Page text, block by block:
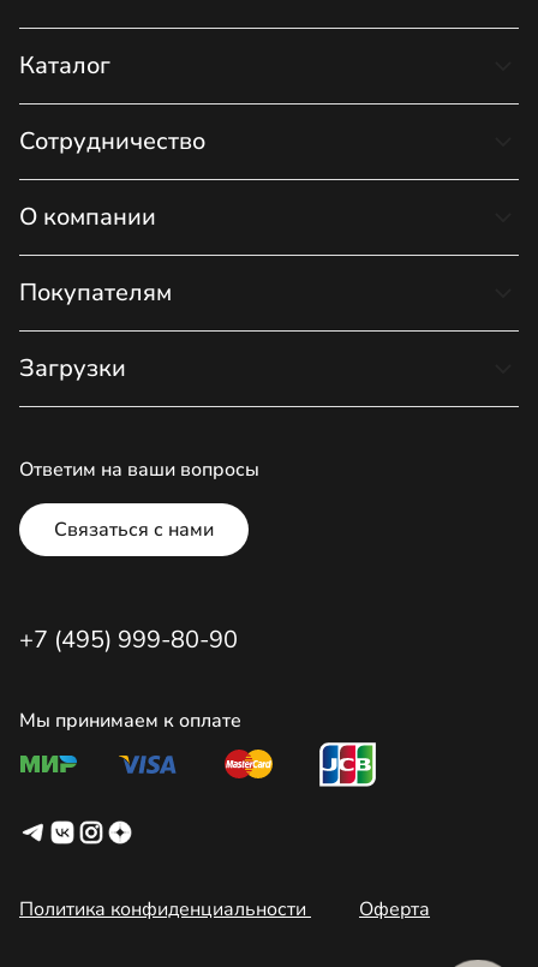
Каталог
Сотрудничество
О компании
Покупателям
Загрузки
Мы принимаем к оплате
Ответим на ваши вопросы
Связаться с нами
+7 (495) 999-80-90
Политика конфиденциальности Оферта